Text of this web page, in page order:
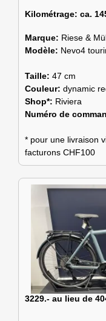
Kilométrage: ca.
Marque: Riese &
Modèle: Nevo4
Taille: 47 cm
Couleur: dynamic
Shop*: Riviera
Numéro de
* pour une livraison
facturons CHF100
3229.- au lieu de